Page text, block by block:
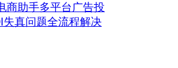
商助手多平台广告投
失真问题全流程解决